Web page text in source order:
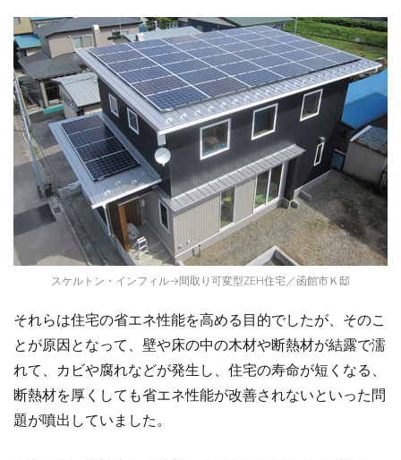
スケルトン・インフィル→間取り可変型ZEH住宅／函館市Ｋ邸
それらは住宅の省エネ性能を高める目的でしたが、そのこ
とが原因となって、壁や床の中の木材や断熱材が結露で濡
れて、カビや腐れなどが発生し、住宅の寿命が短くなる、
断熱材を厚くしても省エネ性能が改善されないといった問
題が噴出していました。